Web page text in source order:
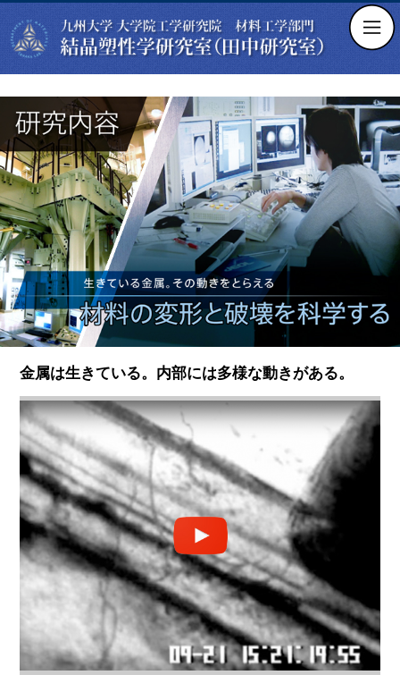
金属は生きている。内部には多様な動きがある。